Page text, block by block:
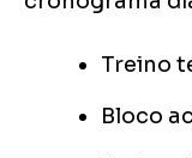
Treino
Bloco